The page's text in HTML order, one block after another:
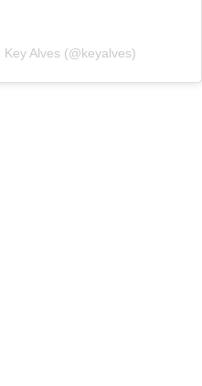
Alves (@keyalves)